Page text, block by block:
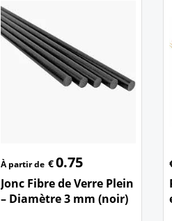
À partir de €0.75
Jonc Fibre de Verre Plein
– Diamètre 3 mm (noir)